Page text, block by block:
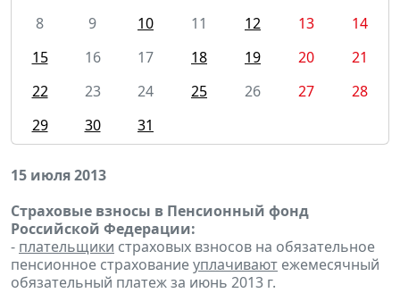
8
9 10 11 12 13
14
15
16 17 18 19 20
21
22
23 24 25 26 27
28
29
30 31
15 июля 2013
Страховые взносы в Пенсионный фонд
Российской Федерации:
- плательщики страховых взносов на обязательное
пенсионное страхованиеуплачивают ежемесячный
обязательный платеж за июнь 2013 г.